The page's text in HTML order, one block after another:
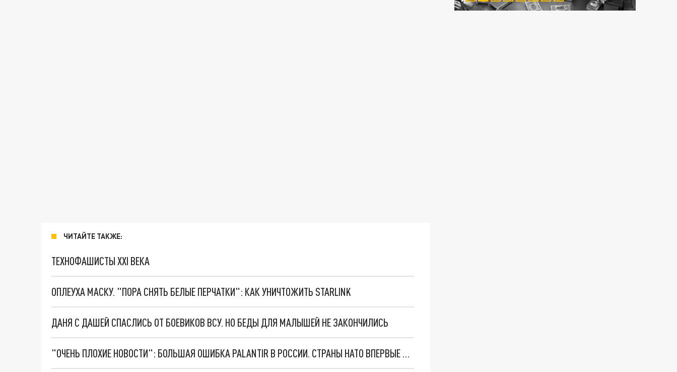
ЧИТАЙТЕ ТАКЖЕ:
ТЕХНОФАШИСТЫ XXI ВЕКА
ОПЛЕУХА МАСКУ. "ПОРА СНЯТЬ БЕЛЫЕ ПЕРЧАТКИ": КАК УНИЧТОЖИТЬ STARLINK
ДАНЯ С ДАШЕЙ СПАСЛИСЬ ОТ БОЕВИКОВ ВСУ. НО БЕДЫ ДЛЯ МАЛЫШЕЙ НЕ ЗАКОНЧИЛИСЬ
"ОЧЕНЬ ПЛОХИЕ НОВОСТИ": БОЛЬШАЯ ОШИБКА PALANTIR В РОССИИ. СТРАНЫ НАТО ВПЕРВЫЕ ЗА СВО ОСТАНОВИЛИ ПОСТАВКИ ОРУЖИЯ. ВСУ ТЕРЯЮТ ПРИГРАНИЧЬЕ?